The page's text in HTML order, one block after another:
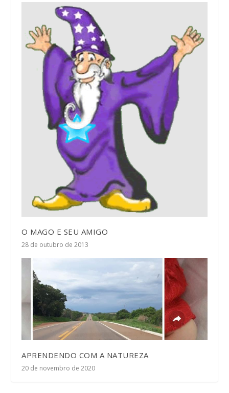
O MAGO E SEU AMIGO
28 de outubro de 2013
APRENDENDO COM A NATUREZA
20 de novembro de 2020